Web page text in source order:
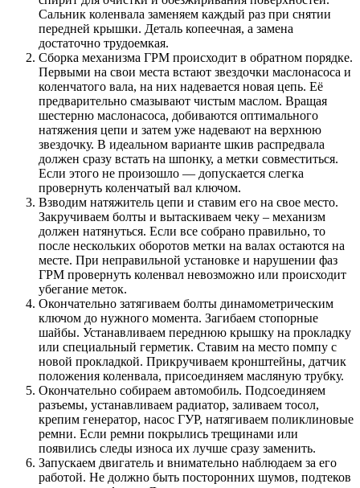
Сальник коленвала заменяем каждый раз при снятии
передней крышки. Деталь копеечная, а замена
достаточно трудоемкая.
Сборка механизма ГРМ происходит в обратном порядке.
Первыми на свои места встают звездочки маслонасоса и
коленчатого вала, на них надевается новая цепь. Её
предварительно смазывают чистым маслом. Вращая
шестерню маслонасоса, добиваются оптимального
натяжения цепи и затем уже надевают на верхнюю
звездочку. В идеальном варианте шкив распредвала
должен сразу встать на шпонку, а метки совместиться.
Если этого не произошло — допускается слегка
провернуть коленчатый вал ключом.
Взводим натяжитель цепи и ставим его на свое место.
Закручиваем болты и вытаскиваем чеку – механизм
должен натянуться. Если все собрано правильно, то
после нескольких оборотов метки на валах остаются на
месте. При неправильной установке и нарушении фаз
ГРМ провернуть коленвал невозможно или происходит
убегание меток.
Окончательно затягиваем болты динамометрическим
ключом до нужного момента. Загибаем стопорные
шайбы. Устанавливаем переднюю крышку на прокладку
или специальный герметик. Ставим на место помпу с
новой прокладкой. Прикручиваем кронштейны, датчик
положения коленвала, присоединяем масляную трубку.
Окончательно собираем автомобиль. Подсоединяем
разъемы, устанавливаем радиатор, заливаем тосол,
крепим генератор, насос ГУР, натягиваем поликлиновые
ремни. Если ремни покрылись трещинами или
появились следы износа их лучше сразу заменить.
Запускаем двигатель и внимательно наблюдаем за его
работой. Не должно быть посторонних шумов, подтеков